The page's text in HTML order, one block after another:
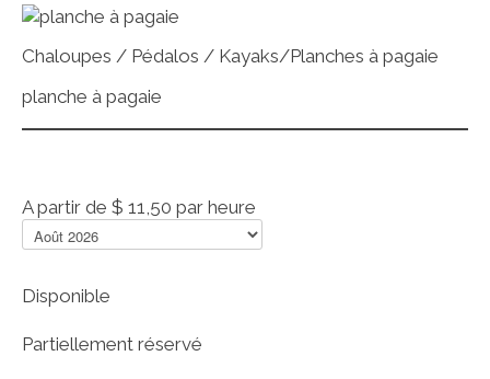
Chaloupes / Pédalos / Kayaks/Planches à pagaie
planche à pagaie
A partir de $ 11,50 par heure
Disponible
Partiellement réservé